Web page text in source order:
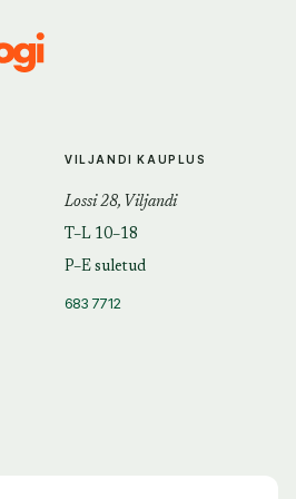
VILJANDI KAUPLUS
Lossi 28, Viljandi
T–L 10–18
P–E suletud
683 7712